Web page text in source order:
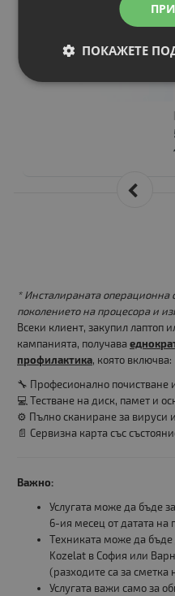
* Инсталираната операционна
поколението на процесора и
Всеки клиент, закупил лаптоп
кампанията, получава
профилактика, която включва:
🔧 Професионално почистване
💻 Тестване на диск, памет и
⚙️ Пълно сканиране за вируси
📄 Сервизна карта със
Важно:
Услугата може да бъде
6-ия месец от датата на
Техниката може да бъде
Kozelat в София или
(разходите са за сметка
Услугата важи само за
ПОКАЖЕТЕ